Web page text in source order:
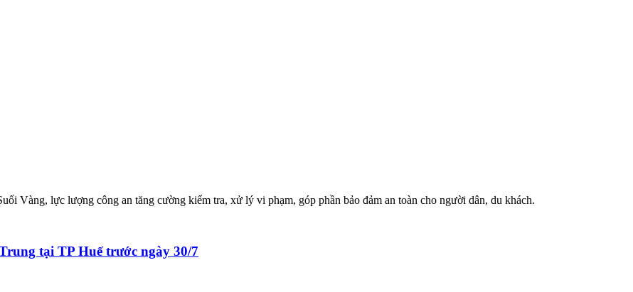
Vàng, lực lượng công an tăng cường kiểm tra, xử lý vi phạm, góp phần bảo đảm an toàn cho người dân, du khách.
tại TP Huế trước ngày 30/7